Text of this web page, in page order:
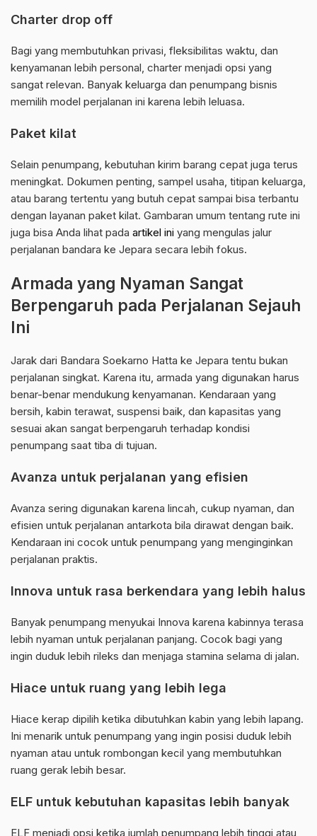
Charter drop off
Bagi yang membutuhkan privasi, fleksibilitas waktu, dan
kenyamanan lebih personal, charter menjadi opsi yang
sangat relevan. Banyak keluarga dan penumpang bisnis
memilih model perjalanan ini karena lebih leluasa.
Paket kilat
Selain penumpang, kebutuhan kirim barang cepat juga terus
meningkat. Dokumen penting, sampel usaha, titipan keluarga,
atau barang tertentu yang butuh cepat sampai bisa terbantu
dengan layanan paket kilat. Gambaran umum tentang rute ini
juga bisa Anda lihat pada artikel ini yang mengulas jalur
perjalanan bandara ke Jepara secara lebih fokus.
Armada yang Nyaman Sangat
Berpengaruh pada Perjalanan Sejauh
Ini
Jarak dari Bandara Soekarno Hatta ke Jepara tentu bukan
perjalanan singkat. Karena itu, armada yang digunakan harus
benar-benar mendukung kenyamanan. Kendaraan yang
bersih, kabin terawat, suspensi baik, dan kapasitas yang
sesuai akan sangat berpengaruh terhadap kondisi
penumpang saat tiba di tujuan.
Avanza untuk perjalanan yang efisien
Avanza sering digunakan karena lincah, cukup nyaman, dan
efisien untuk perjalanan antarkota bila dirawat dengan baik.
Kendaraan ini cocok untuk penumpang yang menginginkan
perjalanan praktis.
Innova untuk rasa berkendara yang lebih halus
Banyak penumpang menyukai Innova karena kabinnya terasa
lebih nyaman untuk perjalanan panjang. Cocok bagi yang
ingin duduk lebih rileks dan menjaga stamina selama di jalan.
Hiace untuk ruang yang lebih lega
Hiace kerap dipilih ketika dibutuhkan kabin yang lebih lapang.
Ini menarik untuk penumpang yang ingin posisi duduk lebih
nyaman atau untuk rombongan kecil yang membutuhkan
ruang gerak lebih besar.
ELF untuk kebutuhan kapasitas lebih banyak
ELF menjadi opsi ketika jumlah penumpang lebih tinggi atau